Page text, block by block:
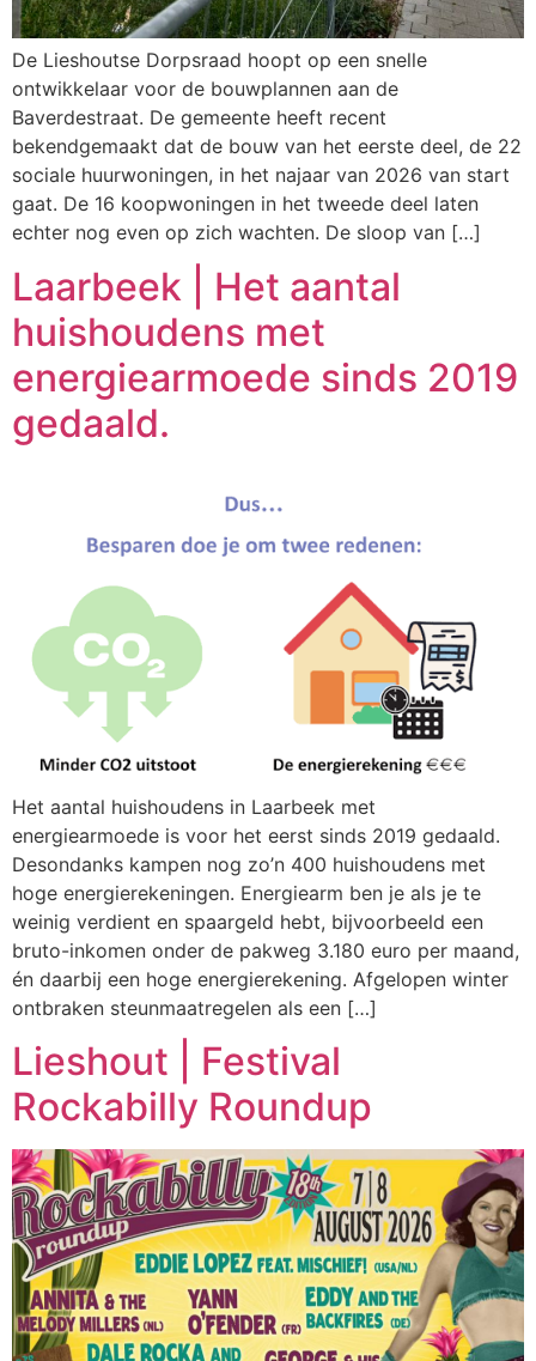
De Lieshoutse Dorpsraad hoopt op een snelle
ontwikkelaar voor de bouwplannen aan de
Baverdestraat. De gemeente heeft recent
bekendgemaakt dat de bouw van het eerste deel, de 22
sociale huurwoningen, in het najaar van 2026 van start
gaat. De 16 koopwoningen in het tweede deel laten
echter nog even op zich wachten. De sloop van […]
Laarbeek | Het aantal
huishoudens met
energiearmoede sinds 2019
gedaald.
Het aantal huishoudens in Laarbeek met
energiearmoede is voor het eerst sinds 2019 gedaald.
Desondanks kampen nog zo’n 400 huishoudens met
hoge energierekeningen. Energiearm ben je als je te
weinig verdient en spaargeld hebt, bijvoorbeeld een
bruto-inkomen onder de pakweg 3.180 euro per maand,
én daarbij een hoge energierekening. Afgelopen winter
ontbraken steunmaatregelen als een […]
Lieshout | Festival
Rockabilly Roundup